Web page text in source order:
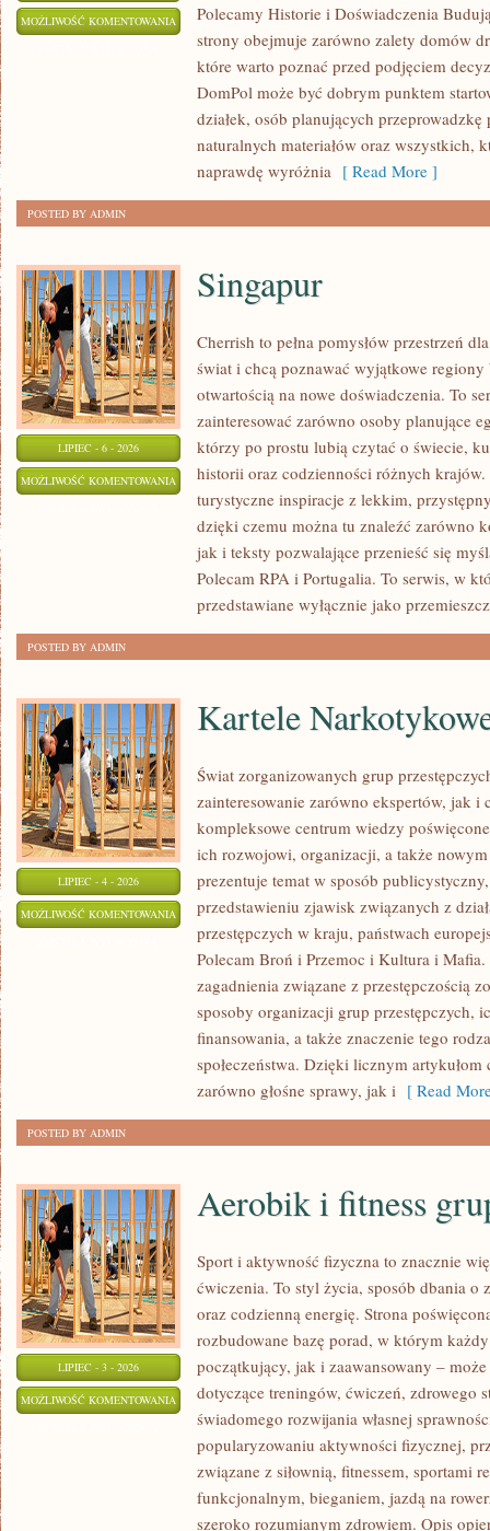
MOŻLIWOŚĆ KOMENTOWANIA WNĘTRZA
WYKOŃCZENIA
Polecamy Historie i Doświadczenia
strony obejmuje zarówno zalety domów
które warto poznać przed podjęciem
DomPol może być dobrym punktem
działek, osób planujących
naturalnych materiałów oraz wszystkich,
naprawdę wyróżnia [ Read More ]
POSTED BY ADMIN
LIPIEC - 6 - 2026
MOŻLIWOŚĆ KOMENTOWANIA SINGAPUR
Singapur
Cherrish to pełna pomysłów przestrzeń
świat i chcą poznawać wyjątkowe
otwartością na nowe doświadczenia. To
zainteresować zarówno osoby planujące
którzy po prostu lubią czytać o świecie,
historii oraz codzienności różnych krajów.
turystyczne inspiracje z lekkim,
dzięki czemu można tu znaleźć zarówno
jak i teksty pozwalające przenieść się
Polecam RPA i Portugalia. To serwis, w
przedstawiane wyłącznie jako
POSTED BY ADMIN
LIPIEC - 4 - 2026
MOŻLIWOŚĆ KOMENTOWANIA KARTELE
NARKOTYKOWE
Kartele
Świat zorganizowanych grup
zainteresowanie zarówno ekspertów, jak i
kompleksowe centrum wiedzy
ich rozwojowi, organizacji, a także
prezentuje temat w sposób
przedstawieniu zjawisk związanych z
przestępczych w kraju, państwach
Polecam Broń i Przemoc i Kultura i
zagadnienia związane z przestępczością
sposoby organizacji grup przestępczych,
finansowania, a także znaczenie tego
społeczeństwa. Dzięki licznym
zarówno głośne sprawy, jak i [ Read
POSTED BY ADMIN
LIPIEC - 3 - 2026
MOŻLIWOŚĆ KOMENTOWANIA AEROBIK
FITNESS
GRUPOWY
Aerobik i fitness
Sport i aktywność fizyczna to znacznie
ćwiczenia. To styl życia, sposób dbania o
oraz codzienną energię. Strona
rozbudowane bazę porad, w którym
początkujący, jak i zaawansowany –
dotyczące treningów, ćwiczeń, zdrowego
świadomego rozwijania własnej
popularyzowaniu aktywności fizycznej,
związane z siłownią, fitnessem, sportami
funkcjonalnym, bieganiem, jazdą na
szeroko rozumianym zdrowiem. Opis